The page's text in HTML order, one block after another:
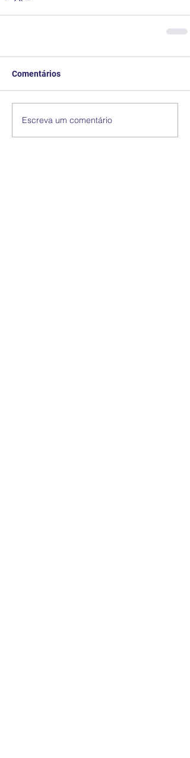
Comentários
Escreva um comentário